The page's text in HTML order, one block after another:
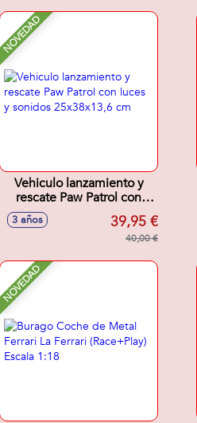
NOVEDAD
Vehiculo lanzamiento y
rescate Paw Patrol con
luces y sonidos
25x38x13,6 cm
3 años 39,95 €
40,00 €
NOVEDAD